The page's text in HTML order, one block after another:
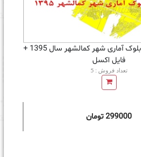
نقشه شیپ فایل بلوک آماری شهر کمالشهر سال 1395 +
فايل اكسل
تعداد فروش : 5
299000 تومان